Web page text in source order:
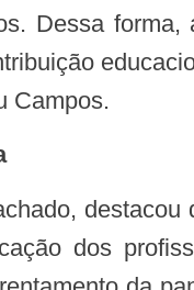
Dessa forma,
Campos.
dos